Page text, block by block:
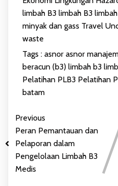
limbah B3 limbah B3
minyak dan gass Travel
waste
Tags : asnor asnor
beracun (b3) limbah b3
Pelatihan PLB3 Pelatihan
batam
Previous
Peran Pemantauan dan
Pelaporan dalam
Pengelolaan Limbah B3
Medis